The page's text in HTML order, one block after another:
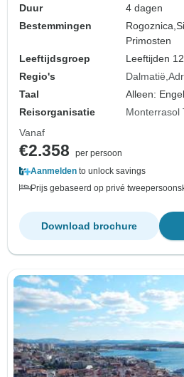
Nin en meer! UNESCO
ommuurde steden.
geschiedenis,
prachtige uitzichten.
Duur
4 dagen
Bestemmingen
Rogoznica,
Primosten
Leeftijdsgroep
Leeftijden
Regio's
Dalmatië
Taal
Alleen:
Reisorganisatie
Monterrasol
Vanaf
€2.358
per persoon
Aanmelden to unlock savings
Prijs gebaseerd op privé
Download brochure